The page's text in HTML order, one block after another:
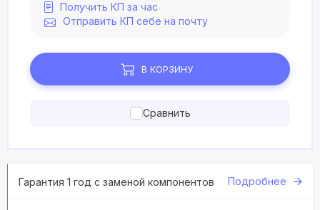
Получить КП за час
Отправить КП себе на почту
В КОРЗИНУ
Сравнить
Гарантия 1 год с заменой компонентов Подробнее